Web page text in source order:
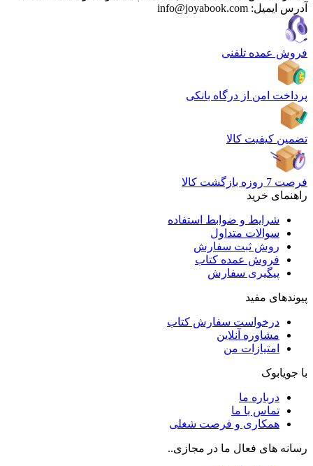
آدرس ایمیل: info@joyabook.com
فروش عمده تلفنی
پرداخت امن از درگاه بانکی
تضمین کیفیت کالا
فرصت 7 روزه بازگشت کالا
راهنمای خرید
شرایط و ضوابط استفاده
سوالات متداول
روش ثبت سفارش
فروش عمده کتاب
پیگیری سفارش
پیوندهای مفید
درخواست سفارش کتاب
مشاوره آنلاین
امتیازات من
با جویابوک
درباره ما
تماس با ما
همکاری و فرصت شغلی
رسانه های فعال ما در مجازی..